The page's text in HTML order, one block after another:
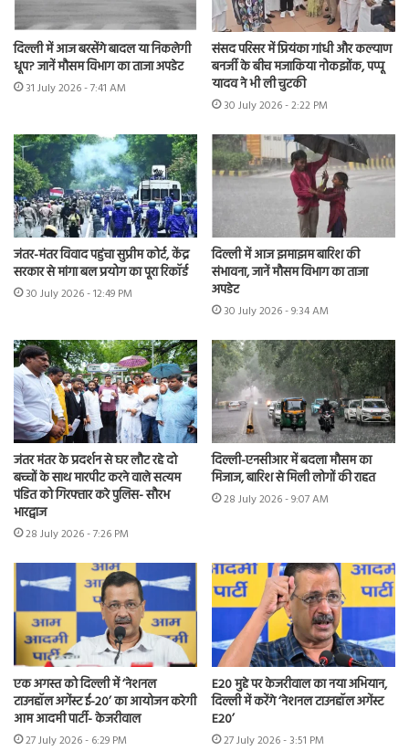
दिल्ली में आज बरसेंगे बादल या निकलेगी
धूप? जानें मौसम विभाग का ताजा अपडेट
31 July 2026 - 7:41 AM
संसद परिसर में प्रियंका गांधी और कल्याण
बनर्जी के बीच मजाकिया नोकझोंक, पप्पू
यादव ने भी ली चुटकी
30 July 2026 - 2:22 PM
जंतर-मंतर विवाद पहुंचा सुप्रीम कोर्ट, केंद्र
सरकार से मांगा बल प्रयोग का पूरा रिकॉर्ड
30 July 2026 - 12:49 PM
दिल्ली में आज झमाझम बारिश की
संभावना, जानें मौसम विभाग का ताजा
अपडेट
30 July 2026 - 9:34 AM
जंतर मंतर के प्रदर्शन से घर लौट रहे दो
बच्चों के साथ मारपीट करने वाले सत्यम
पंडित को गिरफ्तार करे पुलिस- सौरभ
भारद्वाज
28 July 2026 - 7:26 PM
दिल्ली-एनसीआर में बदला मौसम का
मिजाज, बारिश से मिली लोगों की राहत
28 July 2026 - 9:07 AM
एक अगस्त को दिल्ली में ‘नेशनल
टाउनहॉल अगेंस्ट ई-20’ का आयोजन करेगी
आम आदमी पार्टी- केजरीवाल
27 July 2026 - 6:29 PM
E20 मुद्दे पर केजरीवाल का नया अभियान,
दिल्ली में करेंगे ‘नेशनल टाउनहॉल अगेंस्ट
E20’
27 July 2026 - 3:51 PM